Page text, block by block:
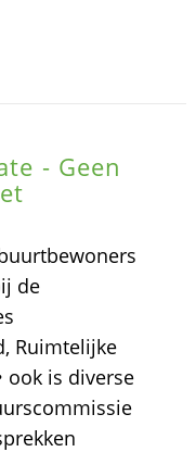
- Geen
de
Ruimtelijke
ook is diverse